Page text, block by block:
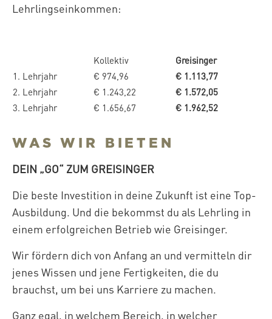
Lehrlingseinkommen:
Kollektiv
Greisinger
1. Lehrjahr
€ 974,96
€ 1.113,77
2. Lehrjahr
€ 1.243,22
€ 1.572,05
3. Lehrjahr
€ 1.656,67 € 1.962,52
WAS WIR BIETEN
DEIN „GO“ ZUM GREISINGER
Die beste Investition in deine Zukunft ist eine Top-
Ausbildung. Und die bekommst du als Lehrling in
einem erfolgreichen Betrieb wie Greisinger.
Wir fördern dich von Anfang an und vermitteln dir
jenes Wissen und jene Fertigkeiten, die du
brauchst, um bei uns Karriere zu machen.
Ganz egal, in welchem Bereich, in welcher